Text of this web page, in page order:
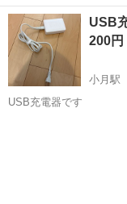
山口 下関市 小
USB
200円
小月駅
USB充電器です